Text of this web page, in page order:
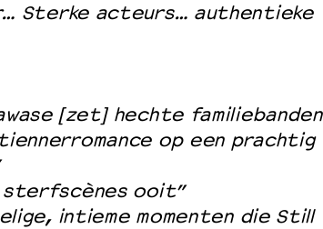
Sterke acteurs… authentieke
[zet] hechte familiebanden
op een prachtig
sterfscènes ooit”
intieme momenten die Still